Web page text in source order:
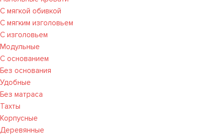
С мягкой обивкой
С мягким изголовьем
С изголовьем
Модульные
С основанием
Без основания
Удобные
Без матраса
Тахты
Корпусные
Деревянные